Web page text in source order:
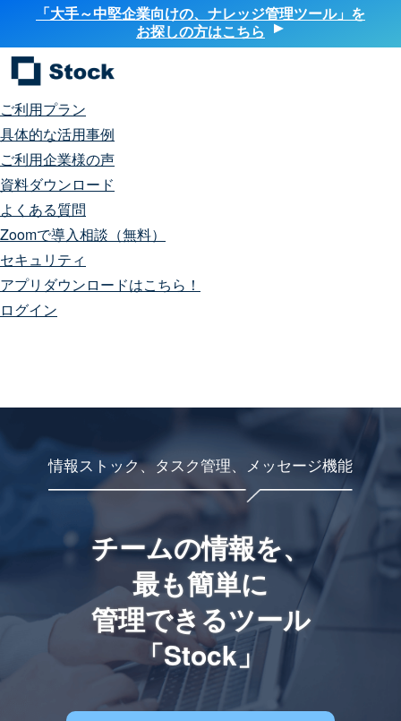
「大手～中堅企業向けの、ナレッジ管理ツール」を
お探しの方はこちら
ご利用プラン
具体的な活用事例
ご利用企業様の声
資料ダウンロード
よくある質問
Zoomで導入相談（無料）
セキュリティ
アプリダウンロードはこちら！
ログイン
情報ストック、タスク管理、メッセージ機能
チームの情報を、
最も簡単に
管理できるツール
「Stock」